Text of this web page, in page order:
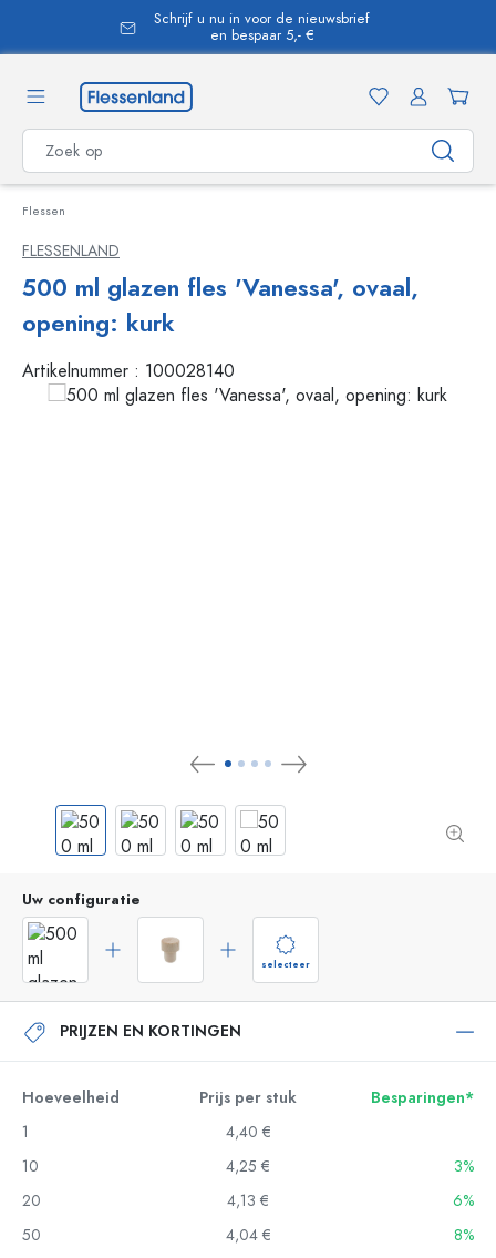
Schrijf u nu in voor de nieuwsbrief
en bespaar 5,- €
Flessen
FLESSENLAND
500 ml glazen fles 'Vanessa', ovaal,
opening: kurk
Artikelnummer : 100028140
Uw configuratie
selecteer
PRIJZEN EN KORTINGEN
Hoeveelheid Prijs per stuk
Besparingen*
1
4,40 €
10
4,25 €
3%
20
4,13 €
6%
50
4,04 €
8%